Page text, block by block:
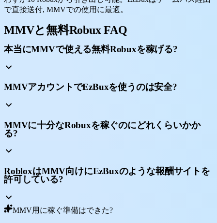
で直接送付, MMVでの使用に最適。
MMVと無料Robux FAQ
本当にMMVで使える無料Robuxを稼げる?
MMVアカウントでEzBuxを使うのは安全?
MMVに十分なRobuxを稼ぐのにどれくらいかか
る?
RobloxはMMV向けにEzBuxのような報酬サイトを
許可している?
MMV用に稼ぐ準備はできた?